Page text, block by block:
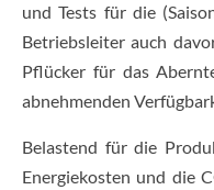
und Tests für die
Betriebsleiter auch
Pflücker für das
abnehmenden
Belastend für die
Energiekosten und die